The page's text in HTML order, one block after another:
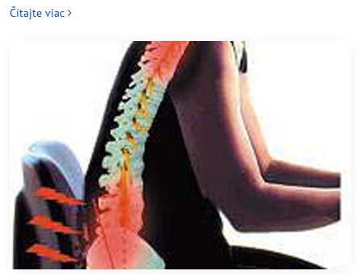
Čítajte viac